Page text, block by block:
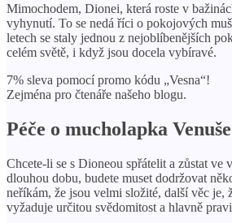
Mimochodem, Dionei, která roste v
vyhynutí. To se nedá říci o pokojových
letech se staly jednou z nejoblíbenějších
celém světě, i když jsou docela vybíravé.
7% sleva pomocí promo kódu „Vesna“!
Zejména pro čtenáře našeho blogu.
Péče o mucholapka Venuše
Chcete-li se s Dioneou spřátelit a zůstat ve
dlouhou dobu, budete muset dodržovat
neříkám, že jsou velmi složité, další věc je,
vyžaduje určitou svědomitost a hlavně